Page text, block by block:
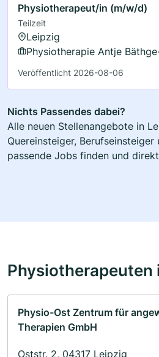
Physiotherapeut/in (m/w/d)
Teilzeit
Leipzig
Physiotherapie Antje
Veröffentlicht 2026-08-06
Nichts Passendes dabei?
Alle neuen Stellenangebote in
Quereinsteiger,
passende Jobs finden und
Physiotherapeuten
Physio-Ost Zentrum für
Therapien GmbH
Oststr. 2, 04317 Leipzig